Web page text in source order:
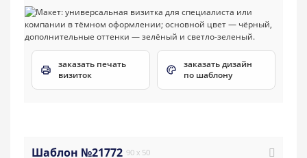
заказать печать
визиток
заказать дизайн
по шаблону
Шаблон №21772 90 x 50